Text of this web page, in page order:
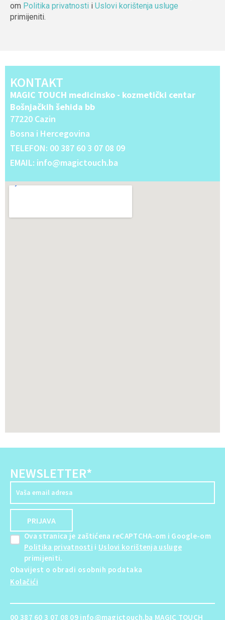
om Politika privatnosti i Uslovi korištenja usluge
primijeniti.
KONTAKT
MAGIC TOUCH medicinsko - kozmetički centar
Bošnjačkih šehida bb
77220 Cazin
Bosna i Hercegovina
TELEFON: 00 387 60 3 07 08 09
EMAIL: info@magictouch.ba
NEWSLETTER*
Ova stranica je zaštićena reCAPTCHA-om i Google-om
Politika privatnosti i Uslovi korištenja usluge
primijeniti.
Obavijest o obradi osobnih podataka
Kolačići
00 387 60 3 07 08 09 info@magictouch.ba MAGIC TOUCH